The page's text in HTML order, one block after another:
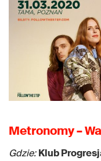
Metronomy –
Gdzie: Klub